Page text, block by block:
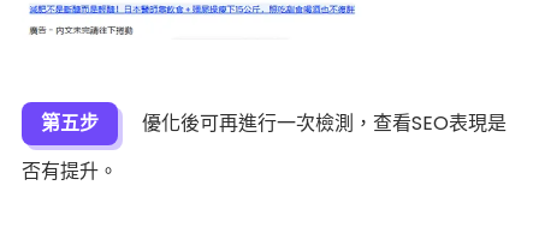
第五步
優化後可再進行一次檢測，查看SEO表現是
否有提升。